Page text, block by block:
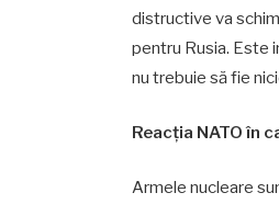
distructive va
pentru Rusia. Este
nu trebuie să fie
Reacția NATO în
Armele nucleare